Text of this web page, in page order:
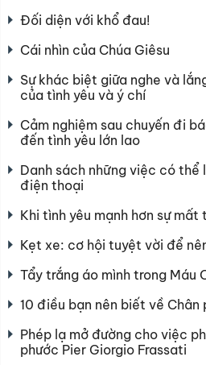
Đối diện với khổ đau!
Cái nhìn của Chúa Giêsu
Sự khác biệt giữa nghe và
của tình yêu và ý chí
Cảm nghiệm sau chuyến đi
đến tình yêu lớn lao
Danh sách những việc có thể
điện thoại
Khi tình yêu mạnh hơn sự mất
Kẹt xe: cơ hội tuyệt vời để
Tẩy trắng áo mình trong Máu
10 điều bạn nên biết về
Phép lạ mở đường cho việc
phước Pier Giorgio Frassati